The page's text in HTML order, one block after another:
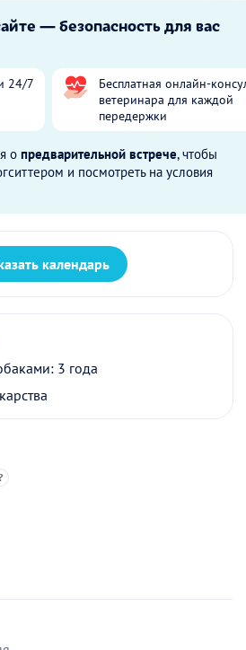
— безопасность для вас
24/7
Бесплатная онлайн-
ветеринара для каждой
передержки
о предварительной встрече, чтобы
и посмотреть на условия
календарь
3 года